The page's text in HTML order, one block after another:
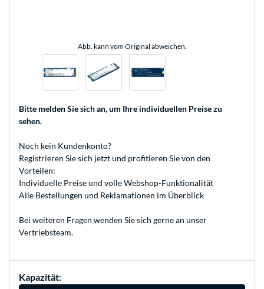
Abb. kann vom Original abweichen.
Bitte melden Sie sich an, um Ihre individuellen Preise zu
sehen.
Noch kein Kundenkonto?
Registrieren Sie sich jetzt und profitieren Sie von den
Vorteilen:
Individuelle Preise und volle Webshop-Funktionalität
Alle Bestellungen und Reklamationen im Überblick
Bei weiteren Fragen wenden Sie sich gerne an unser
Vertriebsteam.
Kapazität: